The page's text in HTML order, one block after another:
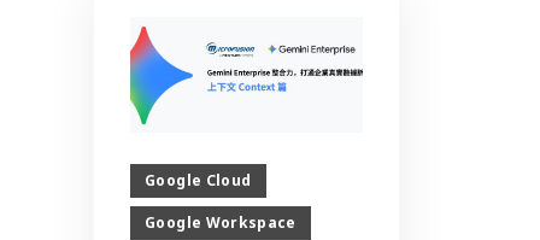
Google Cloud
Google Workspace